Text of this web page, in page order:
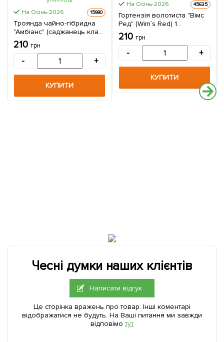
На Осінь-2026 15990
Троянда чайно-гібридна
"Амбіанс" (саджанець класу
АА +) вищий сорт 1 шт в
упаковці
210 грн
- +
КУПИТИ
На Осінь-2026 45635
Гортензія волотиста "Вімс
Ред" (Wim`s Red) 1
саджанець в упаковці
210 грн
- +
КУПИТИ
Чесні думки наших клієнтів
Написати відгук
Це сторінка вражень про товар. Інші коментарі
відображатися не будуть. На Ваші питання ми завжди
відповімо тут